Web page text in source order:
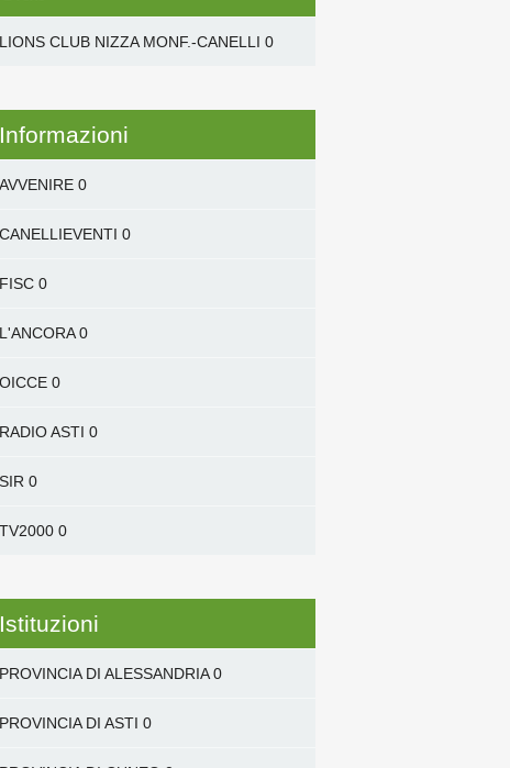
LIONS CLUB NIZZA MONF.-CANELLI 0
Informazioni
AVVENIRE0
CANELLIEVENTI 0
FISC0
L'ANCORA0
OICCE0
RADIO ASTI 0
SIR 0
TV20000
Istituzioni
PROVINCIA DI ALESSANDRIA0
PROVINCIA DI ASTI 0